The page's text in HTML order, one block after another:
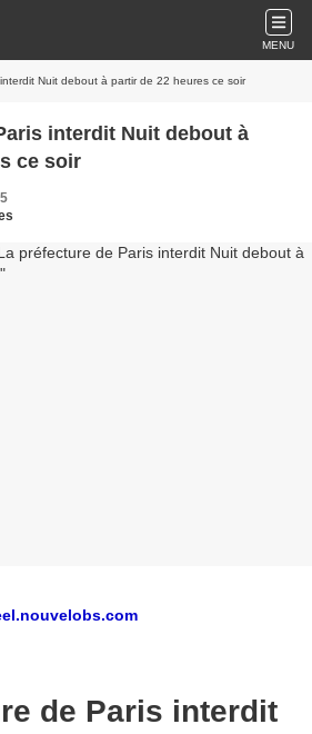
MENU
Nuit debout à partir de 22 heures ce soir
interdit Nuit debout à
ce soir
de Paris interdit